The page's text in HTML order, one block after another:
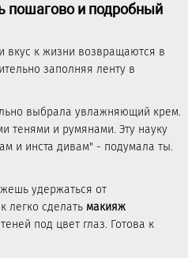
и подробный
вкус к жизни возвращаются в
заполняя ленту в
выбрала увлажняющий крем.
тенями и румянами. Эту науку
и инста дивам" - подумала ты.
удержаться от
легко сделать макияж
под цвет глаз. Готова к